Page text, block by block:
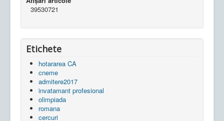
39530721
Etichete
hotararea CA
cneme
admitere2017
invatamant profesional
olimpiada
romana
cercuri